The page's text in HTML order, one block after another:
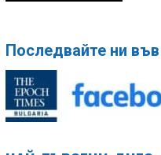
Последвайте ни